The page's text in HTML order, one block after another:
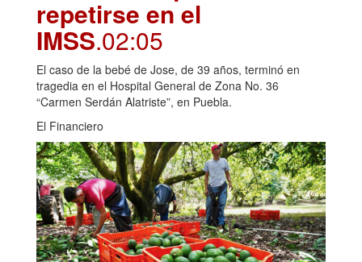
repetirse en el
IMSS.02:05
El caso de la bebé de Jose, de 39 años, terminó en
tragedia en el Hospital General de Zona No. 36
“Carmen Serdán Alatriste”, en Puebla.
El Financiero